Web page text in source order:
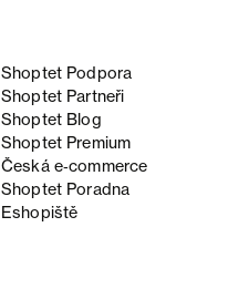
Shoptet Podpora
Shoptet Partneři
Shoptet Blog
Shoptet Premium
Česká e‑commerce
Shoptet Poradna
Eshopiště